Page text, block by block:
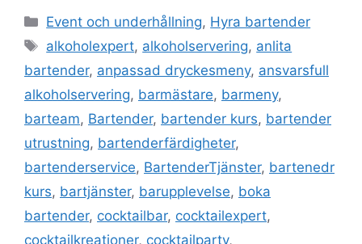
c
e
b
o
o
k
itt
er
ai
l
k
e
dI
n
at
s
A
p
p
er er
e
st
Event och underhållning, Hyra bartender
alkoholexpert, alkoholservering, anlita
bartender, anpassad dryckesmeny, ansvarsfull
alkoholservering, barmästare, barmeny,
barteam, Bartender, bartender kurs, bartender
utrustning, bartenderfärdigheter,
bartenderservice, BartenderTjänster, bartenedr
kurs, bartjänster, barupplevelse, boka
bartender, cocktailbar, cocktailexpert,
cocktailkreationer, cocktailparty,